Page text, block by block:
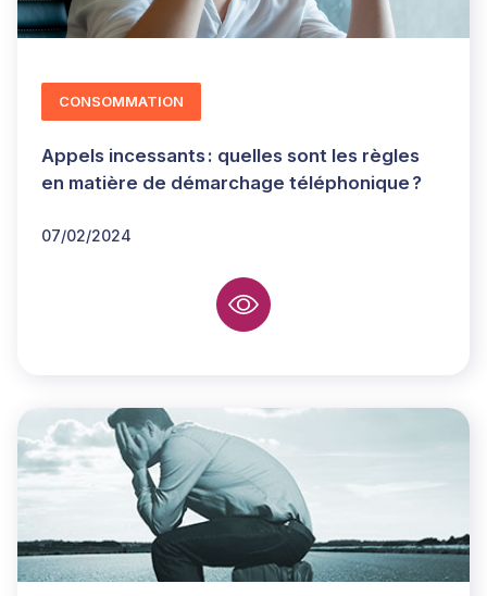
Appels incessants : quelles sont les règles
en matière de démarchage téléphonique ?
07/02/2024
CONSOMMATION